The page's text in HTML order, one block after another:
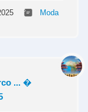
Moda
... �